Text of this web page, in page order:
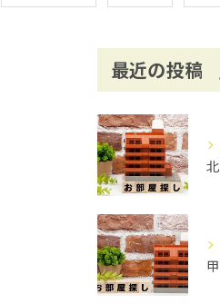
最近の投稿